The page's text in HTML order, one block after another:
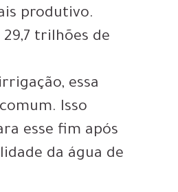
produtivo.
trilhões de
essa
. Isso
esse fim após
da água de